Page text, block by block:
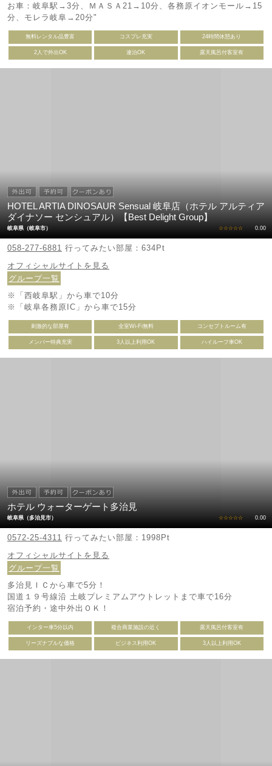
お車：岐阜駅→3分、ＭＡＳＡ21→10分、各務原イオンモール→15
分、モレラ岐阜→20分"
無料レンタル品豊富 コスプレ充実 24時間休憩あり
2人で外出OK 連泊OK 露天風呂付客室有
HOTEL ARTIA DINOSAUR Sensual 岐阜店（ホテル アルティア
ダイナソー センシュアル）【Best Delight Group】
岐阜県（岐阜市） ☆☆☆☆☆ 0.00
058-277-6881 行ってみたい部屋：634Pt
オフィシャルサイトを見る
グループ一覧
※「西岐阜駅」から車で10分
※「岐阜各務原IC」から車で15分
刺激的な部屋有 全室Wi-Fi無料 コンセプトルーム有
メンバー特典充実 3人以上利用OK ハイルーフ車OK
ホテル ウォーターゲート多治見
岐阜県（多治見市） ☆☆☆☆☆ 0.00
0572-25-4311 行ってみたい部屋：1998Pt
オフィシャルサイトを見る
グループ一覧
多治見ＩＣから車で5分！
国道１９号線沿 土岐プレミアムアウトレットまで車で16分
宿泊予約・途中外出ＯＫ！
インター車5分以内 複合商業施設の近く 露天風呂付客室有
リーズナブルな価格 ビジネス利用OK 3人以上利用OK